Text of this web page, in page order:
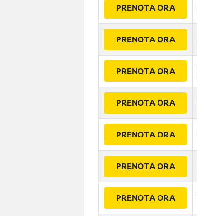
PRENOTA ORA
PRENOTA ORA
PRENOTA ORA
PRENOTA ORA
PRENOTA ORA
PRENOTA ORA
PRENOTA ORA